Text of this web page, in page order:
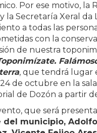
Por ese motivo, la
la Secretaría Xeral da
a todas las
con la
de nuestra
, que tendrá lugar
de octubre en la
de Dozón a partir
que será
del municipio,